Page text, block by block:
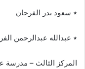
٭ سعود بدر الفرحان
٭ عبدالله عبدالرحمن
المركز الثالث – مدرسة